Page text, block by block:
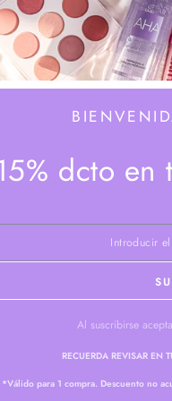
EDP
Sexy
$
dcto en
Al suscribirse
RECUERDA REVISAR EN
*Válido para 1 compra. Descuento no